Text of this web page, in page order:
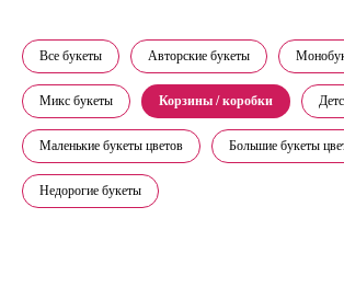
Все букеты Авторские букеты
Микс букеты Корзины / коробки
Маленькие букеты цветов Большие букеты
Недорогие букеты